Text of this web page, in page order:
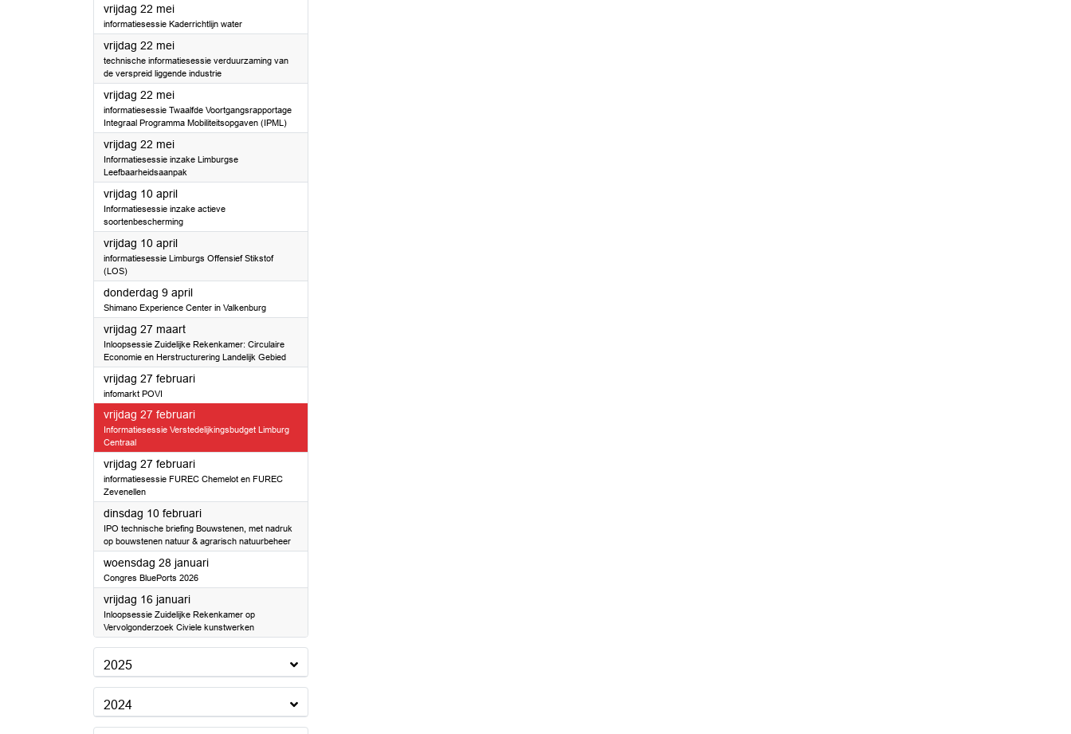
vrijdag 22 mei2026
informatiesessie Kaderrichtlijn water
vrijdag 22 mei2026
technische informatiesessie verduurzaming van
de verspreid liggende industrie
vrijdag 22 mei2026
informatiesessie Twaalfde Voortgangsrapportage
Integraal Programma Mobiliteitsopgaven (IPML)
vrijdag 22 mei2026
Informatiesessie inzake Limburgse
Leefbaarheidsaanpak
vrijdag 10 april2026
Informatiesessie inzake actieve
soortenbescherming
vrijdag 10 april2026
informatiesessie Limburgs Offensief Stikstof
(LOS)
donderdag 9 april2026
Shimano Experience Center in Valkenburg
vrijdag 27 maart2026
Inloopsessie Zuidelijke Rekenkamer: Circulaire
Economie en Herstructurering Landelijk Gebied
vrijdag 27 februari2026
infomarkt POVI
vrijdag 27 februari2026
Informatiesessie Verstedelijkingsbudget Limburg
Centraal
vrijdag 27 februari2026
informatiesessie FUREC Chemelot en FUREC
Zevenellen
dinsdag 10 februari2026
IPO technische briefing Bouwstenen, met nadruk
op bouwstenen natuur & agrarisch natuurbeheer
woensdag 28 januari2026
Congres BluePorts 2026
vrijdag 16 januari2026
Inloopsessie Zuidelijke Rekenkamer op
Vervolgonderzoek Civiele kunstwerken
2025
2024